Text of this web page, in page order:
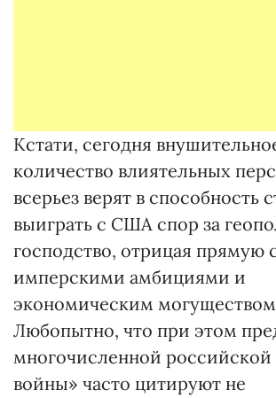
Кстати, сегодня
количество влиятельных
всерьез верят в способность
выиграть с США спор за
господство, отрицая прямую
имперскими амбициями и
экономическим
Любопытно, что при этом
многочисленной российской
войны» часто цитируют не